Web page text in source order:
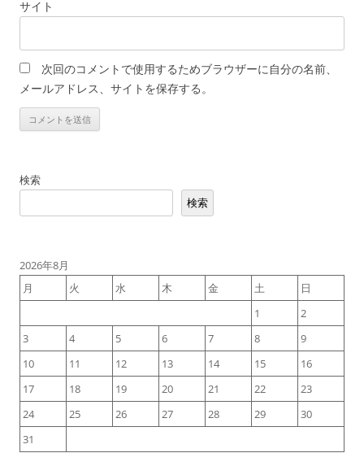
サイト
次回のコメントで使用するためブラウザーに自分の名前、
メールアドレス、サイトを保存する。
検索
検索
2026年8月
月
火 水 木 金 土
日
1
2
3
4 5 6 7 8
9
10
11 12 13 14 15
16
17
18 19 20 21 22
23
24
25 26 27 28 29
30
31